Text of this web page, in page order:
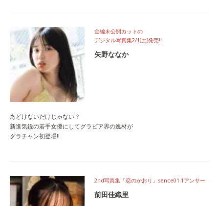
全編未公開カットの
デジタル写真集2/1(土)発売‼
矢野ななか
あどけないだけじゃない？
新進気鋭の若手女優にしてグラビア界の逸材が
グラチャン初登場‼
2nd写真集「恋のかおり」sence01.1アンサー
前田佳織里